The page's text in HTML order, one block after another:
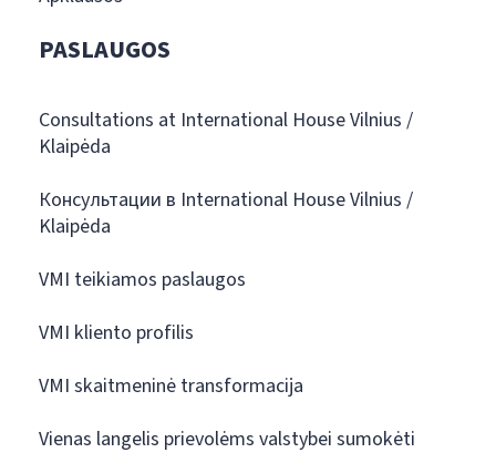
PASLAUGOS
Consultations at International House Vilnius /
Klaipėda
Консультации в International House Vilnius /
Klaipėda
VMI teikiamos paslaugos
VMI kliento profilis
VMI skaitmeninė transformacija
Vienas langelis prievolėms valstybei sumokėti